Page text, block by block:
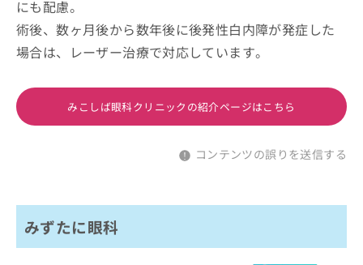
にも配慮。
術後、数ヶ月後から数年後に後発性白内障が発症した
場合は、レーザー治療で対応しています。
みこしば眼科クリニックの紹介ページはこちら
コンテンツの誤りを送信する
みずたに眼科